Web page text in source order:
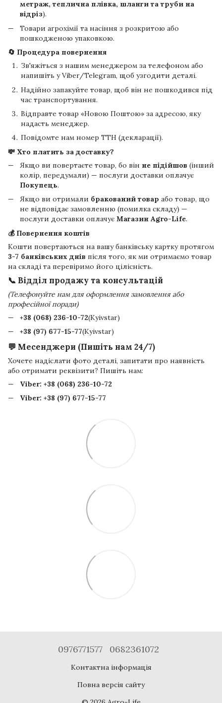
метраж, теплична плівка, шланги та труби на
відріз).
Товари агрохімії та насіння з розкритою або
пошкодженою упаковкою.
🔄 Процедура повернення
Зв'яжіться з нашим менеджером за телефоном або
напишіть у Viber/Telegram, щоб узгодити деталі.
Надійно запакуйте товар, щоб він не пошкодився під
час транспортування.
Відправте товар «Новою Поштою» за адресою, яку
надасть менеджер.
Повідомте нам номер ТТН (декларації).
💸 Хто платить за доставку?
Якщо ви повертаєте товар, бо він не підійшов (інший
колір, передумали) — послуги доставки оплачує
Покупець.
Якщо ви отримали бракований товар або товар, що
не відповідає замовленню (помилка складу) —
послуги доставки оплачує Магазин Agro-Life.
💰 Повернення коштів
Кошти повертаються на вашу банківську картку протягом
3-7 банківських днів після того, як ми отримаємо товар
на складі та перевіримо його цілісність.
📞 Відділ продажу та консультацій
(Телефонуйте нам для оформлення замовлення або
професійної поради)
+38 (068) 236-10-72(Kyivstar)
+38 (97) 677-15-77(Kyivstar)
💬 Месенджери (Пишіть нам 24/7)
Хочете надіслати фото деталі, запитати про наявність
або отримати реквізити? Пишіть нам:
Viber: +38 (068) 236-10-72
Viber: +38 (97) 677-15-77
0976771577 0682361072
Контактна інформація
Повна версія сайту